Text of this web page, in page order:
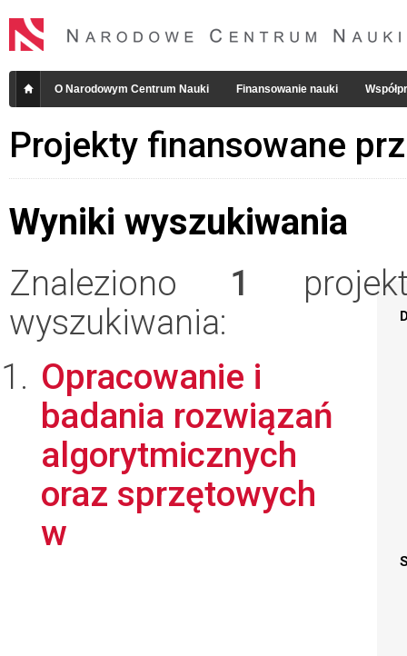
O Narodowym Centrum Nauki Finansowanie nauki
Projekty finansowane
Wyniki wyszukiwania
Znaleziono 1
wyszukiwania:
Opracowanie i
badania rozwiązań
algorytmicznych
oraz sprzętowych
w